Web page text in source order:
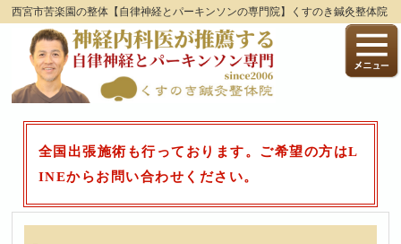
西宮市苦楽園の整体【自律神経とパーキンソンの専門院】くすのき鍼灸整体院
全国出張施術も行っております。ご希望の方はL
INEからお問い合わせください。